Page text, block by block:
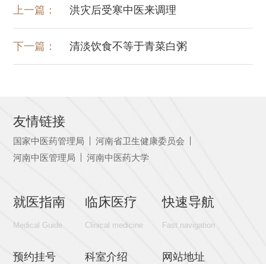
上一篇： 洪灾后受寒中医来调理
下一篇： 清淡饮食不等于青菜白粥
友情链接
国家中医药管理局
河南省卫生健康委员会
河南中医管理局
河南中医药大学
就医指南
Medical Guide
预约挂号
临床医疗
Clinical medicine
科室介绍
快速导航
Fast navigation
网站地址